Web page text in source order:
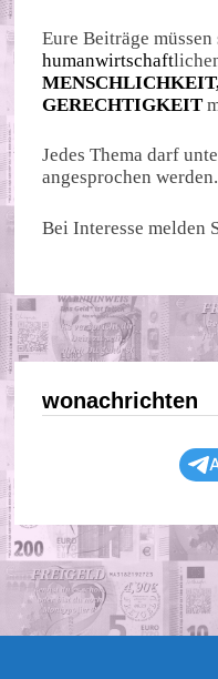
Eure Beiträge müssen
humanwirtschaft
GERECHTIGKEIT
Jedes Thema darf
angesprochen werden.
Bei Interesse melden
wonachrichten